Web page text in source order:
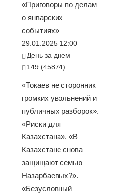
«Приговоры по делам
о январских
событиях»
29.01.2025 12:00
День за днем
149 (45874)
«Токаев не сторонник
громких увольнений и
публичных разборок».
«Риски для
Казахстана». «В
Казахстане снова
защищают семью
Назарбаевых?».
«Безусловный